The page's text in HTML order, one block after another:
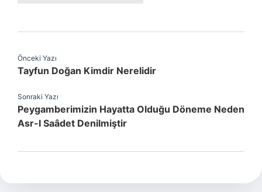
Önceki Yazı
Tayfun Doğan Kimdir Nerelidir
Sonraki Yazı
Peygamberimizin Hayatta Olduğu Döneme Neden
Asr-I Saâdet Denilmiştir